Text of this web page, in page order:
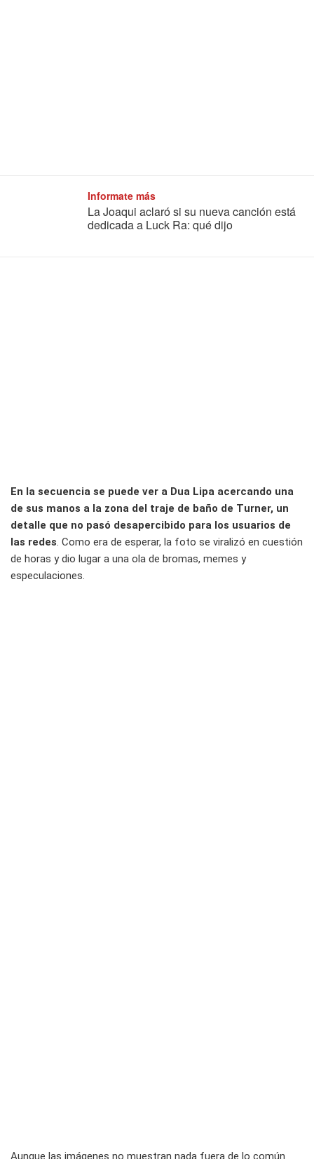
Informate más
La Joaqui aclaró si su nueva canción está
dedicada a Luck Ra: qué dijo
En la secuencia se puede ver a Dua Lipa acercando una
de sus manos a la zona del traje de baño de Turner, un
detalle que no pasó desapercibido para los usuarios de
las redes. Como era de esperar, la foto se viralizó en cuestión
de horas y dio lugar a una ola de bromas, memes y
especulaciones.
Aunque las imágenes no muestran nada fuera de lo común